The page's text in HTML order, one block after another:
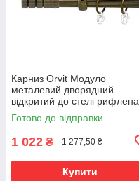
Карниз Orvit Модуло
металевий дворядний
відкритий до стелі рифлена
труба кільце металеве Антик
25\19 мм 160 см (00-
Готово до відправки
1 022 ₴ 1 277,50 ₴
Купити